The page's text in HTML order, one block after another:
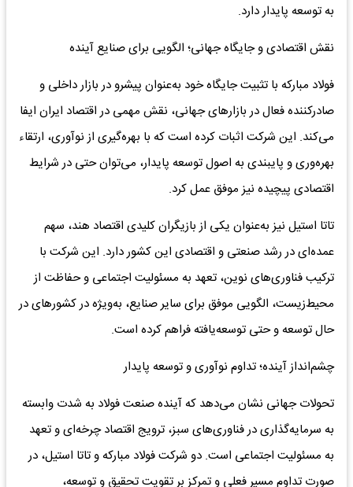
به توسعه پایدار دارد.
نقش اقتصادی و جایگاه جهانی؛ الگویی برای صنایع آینده
فولاد مبارکه با تثبیت جایگاه خود به‌عنوان پیشرو در بازار داخلی و
صادرکننده فعال در بازارهای جهانی، نقش مهمی در اقتصاد ایران ایفا
می‌کند. این شرکت اثبات کرده است که با بهره‌گیری از نوآوری، ارتقاء
بهره‌وری و پایبندی به اصول توسعه پایدار، می‌توان حتی در شرایط
اقتصادی پیچیده نیز موفق عمل کرد.
تاتا استیل نیز به‌عنوان یکی از بازیگران کلیدی اقتصاد هند، سهم
عمده‌ای در رشد صنعتی و اقتصادی این کشور دارد. این شرکت با
ترکیب فناوری‌های نوین، تعهد به مسئولیت اجتماعی و حفاظت از
محیط‌زیست، الگویی موفق برای سایر صنایع، به‌ویژه در کشورهای در
حال توسعه و حتی توسعه‌یافته فراهم کرده است.
چشم‌انداز آینده؛ تداوم نوآوری و توسعه پایدار
تحولات جهانی نشان می‌دهد که آینده صنعت فولاد به شدت وابسته
به سرمایه‌گذاری در فناوری‌های سبز، ترویج اقتصاد چرخه‌ای و تعهد
به مسئولیت اجتماعی است. دو شرکت فولاد مبارکه و تاتا استیل، در
صورت تداوم مسیر فعلی و تمرکز بر تقویت تحقیق و توسعه،